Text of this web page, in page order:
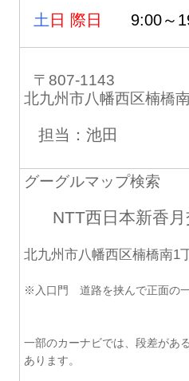
土 日 際日 9:00～
〒807-1143
北九州市八幡西区楠橋
担当：池田
グーグルマップ検索
NTT西日本新香
北九州市八幡西区楠橋南1
※入口門 道路を挟んで正面の
一部のカーナビでは、段差があ
あります。